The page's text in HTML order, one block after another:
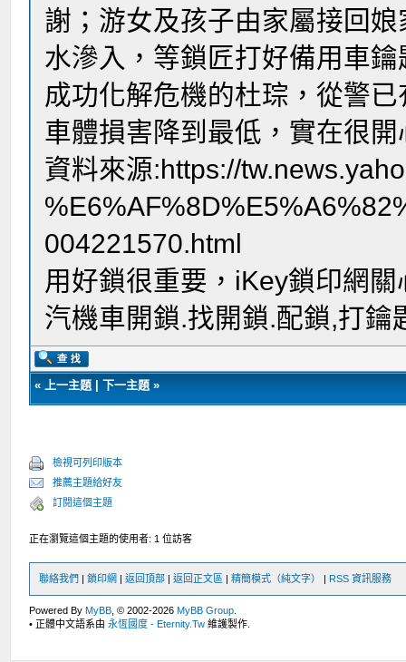
謝；游女及孩子由家屬接回
水滲入，等鎖匠打好備用車
成功化解危機的杜琮，從警
車體損害降到最低，實在很
資料來源:https://
004221570.html
用好鎖很重要，iKey鎖印網關
汽機車開鎖.找開鎖.配鎖,打鑰
«上一主題 |下一主題 »
檢視可列印版本
推薦主題給好友
訂閱這個主題
正在瀏覽這個主題的使用者: 1 位訪客
聯絡我們 |鎖印網 |返回頂部 |返回正文區 |精簡模式（純文字） | RSS 資訊服務
Powered ByMyBB , © 2002-2026MyBB Group
• 正體中文語系由永恆國度 - Eternity.Tw 維護製作.